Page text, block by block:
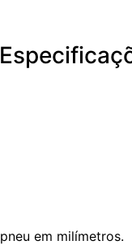
em milímetros.